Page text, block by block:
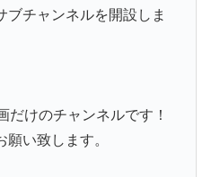
ブチャンネルを開設しま
だけのチャンネルです！
い致します。